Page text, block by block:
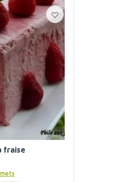
fraise